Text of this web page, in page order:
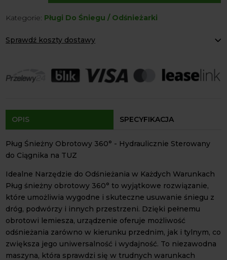
Hydrauliczny
na
Ciągnika
Kategorie: Pługi Do Śniegu / Odśnieżarki
Sprawdź koszty dostawy
Agrol transport: 200 zł
Agrol transport gabaryty: ustalane indywidualnie
Dostępność form dostawy i ceny uzależniona od produktu.
OPIS SPECYFIKACJA
Pług Śnieżny Obrotowy 360° - Hydraulicznie Sterowany
do Ciągnika na TUZ
Idealne Narzędzie do Odśnieżania w Każdych Warunkach
Pług śnieżny obrotowy 360° to wyjątkowe rozwiązanie,
które umożliwia wygodne i skuteczne usuwanie śniegu z
dróg, podwórzy i innych przestrzeni. Dzięki pełnemu
obrotowi lemiesza, urządzenie oferuje możliwość
odśnieżania zarówno w kierunku przednim, jak i tylnym, co
zwiększa jego uniwersalność i wydajność. To niezawodna
maszyna, która sprawdzi się w trudnych warunkach